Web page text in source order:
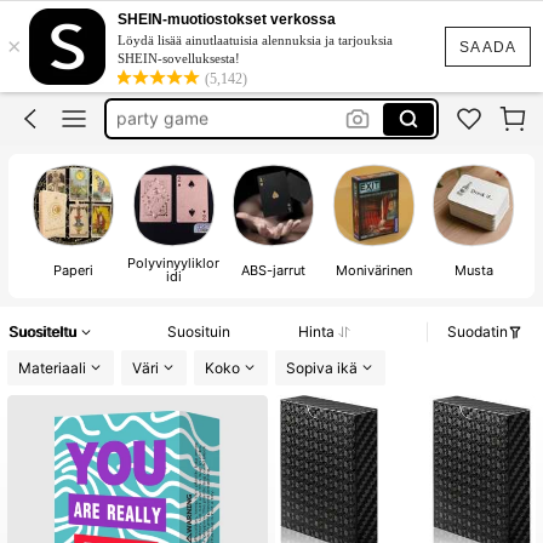
SAADA
×
SHEIN-muotiostokset verkossa
Löydä lisää ainutlaatuisia alennuksia ja tarjouksia
SHEIN-sovelluksesta!
(5,142)
drinking game
tarot card
party game
cards
drinking game
Paperi Polyvinyyliklor
idi ABS-jarrut Monivärinen Musta
Suositeltu Suosituin Hinta
Suodatin
Materiaali
Väri Koko Sopiva ikä